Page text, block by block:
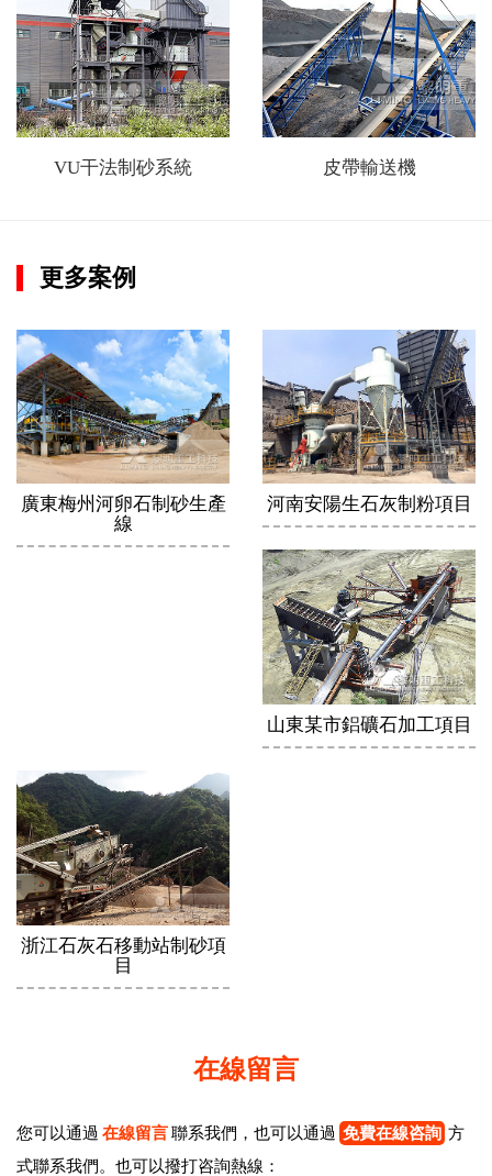
VU干法制砂系統 皮帶輸送機
更多案例
廣東梅州河卵石制砂生產
線
河南安陽生石灰制粉項目
山東某市鋁礦石加工項目
浙江石灰石移動站制砂項
目
在線留言
您可以通過 在線留言聯系我們，也可以通過 免費在線咨詢 方
式聯系我們。也可以撥打咨詢熱線：